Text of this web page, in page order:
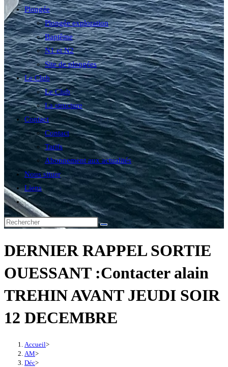
Plongée
Plongée exploration
Baptême
N1 et N2
Site de plongées
Le Club
Le Club
La structure
Contact
Contact
Tarifs
Abonnement aux actualités
Nous situer
Liens
Toggle
website
search
DERNIER RAPPEL SORTIE
OUESSANT :Contacter alain
TREHIN AVANT JEUDI SOIR
12 DECEMBRE
Accueil>
AM>
Déc>